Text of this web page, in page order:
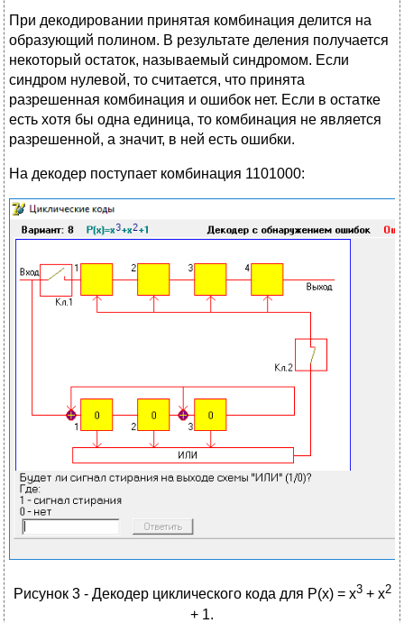
При декодировании принятая комбинация делится на
образующий полином. В результате деления получается
некоторый остаток, называемый синдромом. Если
синдром нулевой, то считается, что принята
разрешенная комбинация и ошибок нет. Если в остатке
есть хотя бы одна единица, то комбинация не является
разрешенной, а значит, в ней есть ошибки.
На декодер поступает комбинация 1101000:
Рисунок 3 - Декодер циклического кода для P(x) = x3+ x2
+ 1.